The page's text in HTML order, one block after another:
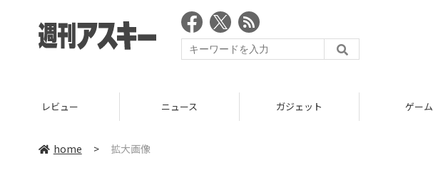
レビュー ニュース ガジェット ゲーム
home > 拡大画像